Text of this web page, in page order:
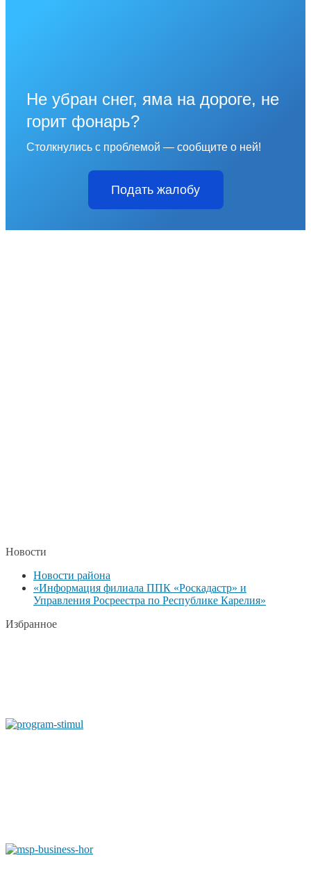
Не убран снег, яма на дороге, не
горит фонарь?
Столкнулись с проблемой — сообщите о ней!
Подать жалобу
Новости
Новости района
«Информация филиала ППК «Роскадастр» и
Управления Росреестра по Республике Карелия»
Избранное